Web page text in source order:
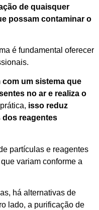
de quaisquer
possam contaminar o
é fundamental oferecer
com um sistema que
no ar e realiza o
isso reduz
reagentes
partículas e reagentes
variam conforme a
há alternativas de
lado, a purificação de